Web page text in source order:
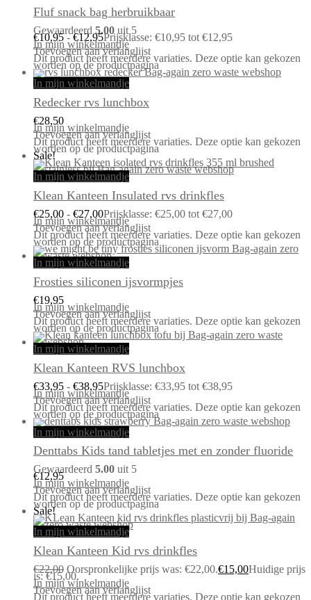
Fluf snack bag herbruikbaar
Gewaardeerd 5.00 uit 5
€10,95 - €12,95Prijsklasse: €10,95 tot €12,95
In mijn winkelmandje
Toevoegen aan verlanglijst
Dit product heeft meerdere variaties. Deze optie kan gekozen
worden op de productpagina
In mijn winkelmandje
Redecker rvs lunchbox
€28,50
In mijn winkelmandje
Toevoegen aan verlanglijst
Dit product heeft meerdere variaties. Deze optie kan gekozen
worden op de productpagina
Sale!
In mijn winkelmandje
Klean Kanteen Insulated rvs drinkfles
€25,00 - €27,00Prijsklasse: €25,00 tot €27,00
In mijn winkelmandje
Toevoegen aan verlanglijst
Dit product heeft meerdere variaties. Deze optie kan gekozen
worden op de productpagina
In mijn winkelmandje
Frosties siliconen ijsvormpjes
€19,95
In mijn winkelmandje
Toevoegen aan verlanglijst
Dit product heeft meerdere variaties. Deze optie kan gekozen
worden op de productpagina
In mijn winkelmandje
Klean Kanteen RVS lunchbox
€33,95 - €38,95Prijsklasse: €33,95 tot €38,95
In mijn winkelmandje
Toevoegen aan verlanglijst
Dit product heeft meerdere variaties. Deze optie kan gekozen
worden op de productpagina
In mijn winkelmandje
Denttabs Kids tand tabletjes met en zonder fluoride
Gewaardeerd 5.00 uit 5
€12,95
In mijn winkelmandje
Toevoegen aan verlanglijst
Dit product heeft meerdere variaties. Deze optie kan gekozen
worden op de productpagina
Sale!
In mijn winkelmandje
Klean Kanteen Kid rvs drinkfles
€22,00 Oorspronkelijke prijs was: €22,00.€15,00Huidige prijs
is: €15,00.
In mijn winkelmandje
Toevoegen aan verlanglijst
Dit product heeft meerdere variaties. Deze optie kan gekozen